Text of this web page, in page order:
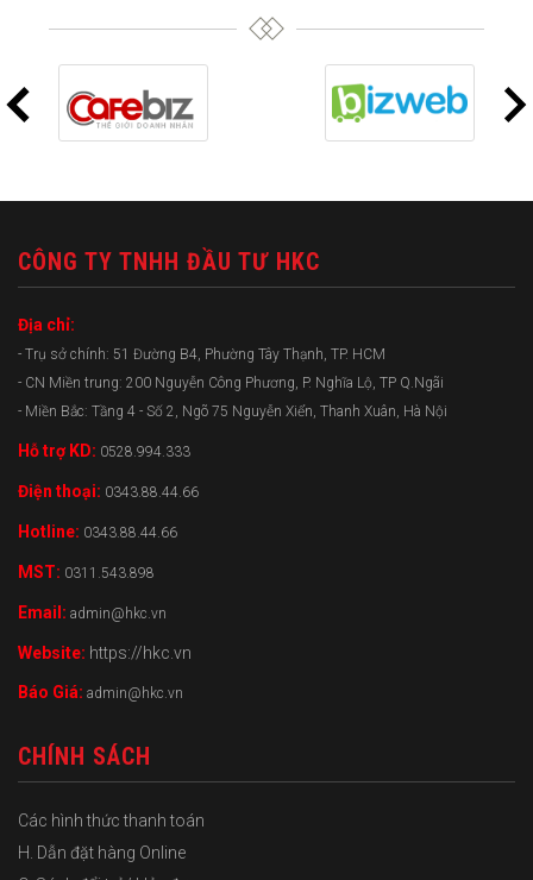
CÔNG TY TNHH ĐẦU TƯ HKC
Địa chỉ:
- Trụ sở chính: 51 Đường B4, Phường Tây Thạnh, TP. HCM
- CN Miền trung: 200 Nguyễn Công Phương, P. Nghĩa Lộ, TP Q.Ngãi
- Miền Bắc: Tầng 4 - Số 2, Ngõ 75 Nguyễn Xiển, Thanh Xuân, Hà Nội
Hỗ trợ KD: 0528.994.333
Điện thoại: 0343.88.44.66
Hotline: 0343.88.44.66
MST: 0311.543.898
Email: admin@hkc.vn
Website: https://hkc.vn
Báo Giá: admin@hkc.vn
CHÍNH SÁCH
Các hình thức thanh toán
H. Dẫn đặt hàng Online